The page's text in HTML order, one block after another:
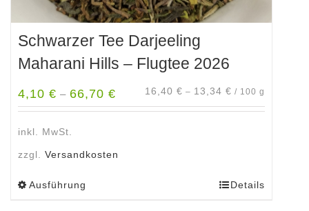
Schwarzer Tee Darjeeling
Maharani Hills – Flugtee 2026
4,10 € – 66,70 € 16,40 € – 13,34 € / 100 g
inkl. MwSt.
zzgl. Versandkosten
Ausführung Details